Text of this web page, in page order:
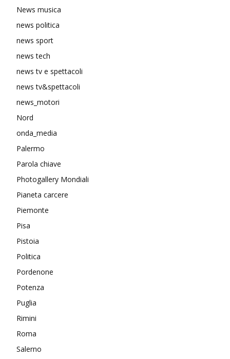
News musica
news politica
news sport
news tech
news tv e spettacoli
news tv&spettacoli
news_motori
Nord
onda_media
Palermo
Parola chiave
Photogallery Mondiali
Pianeta carcere
Piemonte
Pisa
Pistoia
Politica
Pordenone
Potenza
Puglia
Rimini
Roma
Salerno